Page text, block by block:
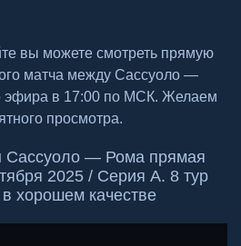
вы можете смотреть прямую
матча между Сассуоло —
эфира в 17:00 по МСК. Желаем
просмотра.
Сассуоло — Рома прямая
2025 / Серия А. 8 тур
хорошем качестве